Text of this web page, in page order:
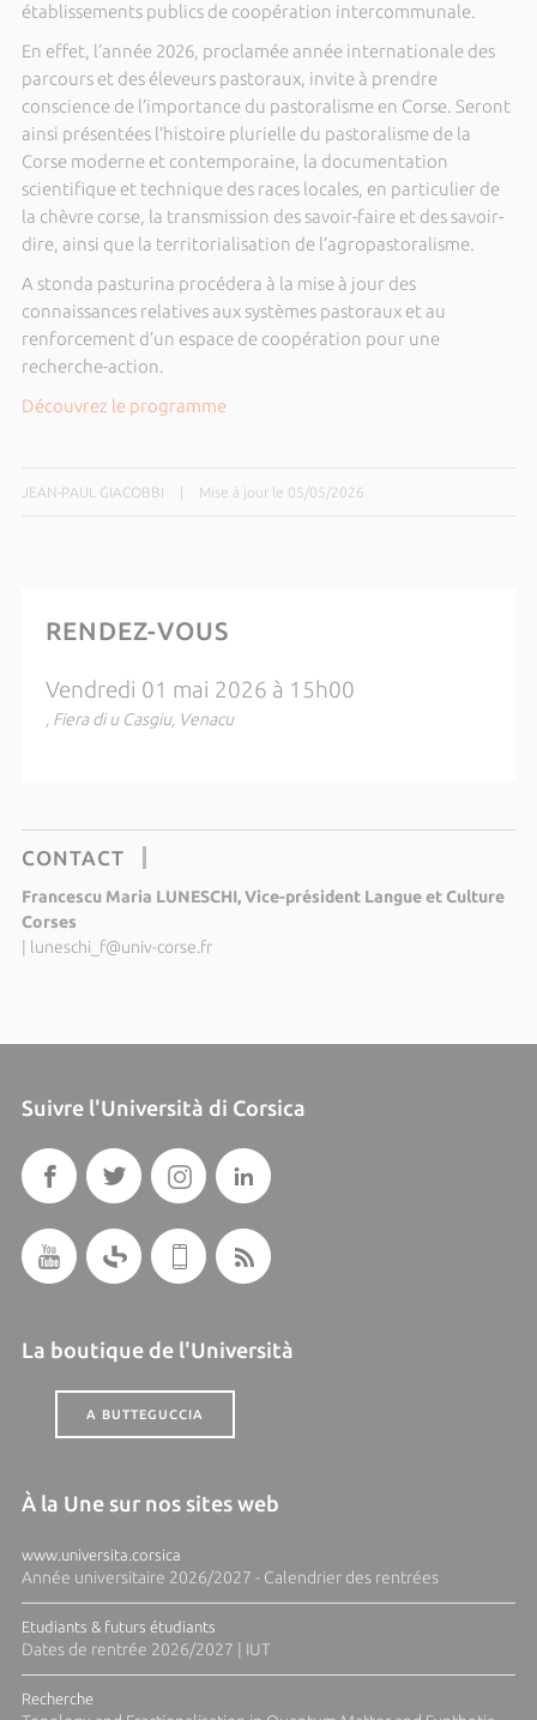
établissements publics de coopération intercommunale.
En effet, l’année 2026, proclamée année internationale des
parcours et des éleveurs pastoraux, invite à prendre
conscience de l’importance du pastoralisme en Corse. Seront
ainsi présentées l’histoire plurielle du pastoralisme de la
Corse moderne et contemporaine, la documentation
scientifique et technique des races locales, en particulier de
la chèvre corse, la transmission des savoir-faire et des savoir-
dire, ainsi que la territorialisation de l’agropastoralisme.
A stonda pasturina procédera à la mise à jour des
connaissances relatives aux systèmes pastoraux et au
renforcement d’un espace de coopération pour une
recherche-action.
Découvrez le programme
JEAN-PAUL GIACOBBI Mise à jour le 05/05/2026
RENDEZ-VOUS
Vendredi 01 mai 2026 à 15h00
, Fiera di u Casgiu, Venacu
CONTACT
Francescu Maria LUNESCHI, Vice-président Langue et Culture
Corses
luneschi_f@univ-corse.fr
Suivre l'Università di Corsica
La boutique de l'Università
A BUTTEGUCCIA
À la Une sur nos sites web
www.universita.corsica
Année universitaire 2026/2027 - Calendrier des rentrées
Etudiants & futurs étudiants
Dates de rentrée 2026/2027 | IUT
Recherche